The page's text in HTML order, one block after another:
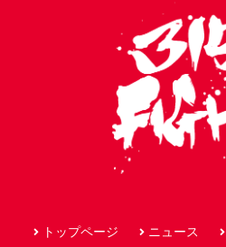
トップページ ニュース